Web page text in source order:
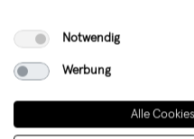
Notwendig
Werbung
Alle